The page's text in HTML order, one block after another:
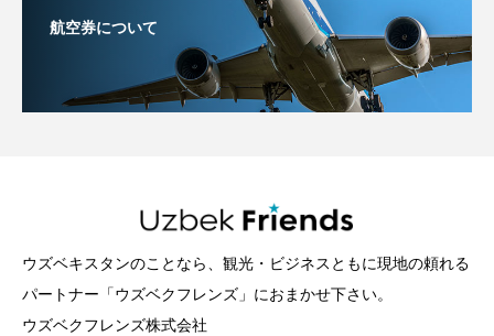
航空券について
ウズベキスタンのことなら、観光・ビジネスともに現地の頼れる
パートナー「ウズベクフレンズ」におまかせ下さい。
ウズベクフレンズ株式会社